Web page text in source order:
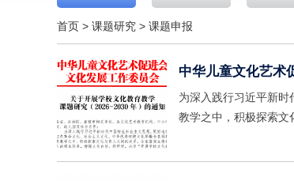
首页 > 课题研究 > 课题申报
中华儿童文化艺术
为深入践行习近平新
教学之中，积极探索文